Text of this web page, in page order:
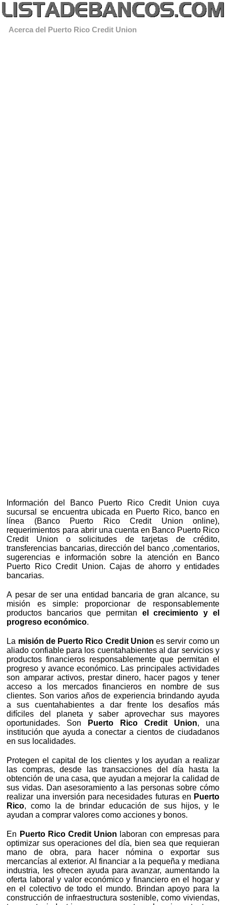
Acerca del Puerto Rico Credit Union
Información del Banco Puerto Rico Credit Union cuya
sucursal se encuentra ubicada en Puerto Rico, banco en
línea (Banco Puerto Rico Credit Union online),
requerimientos para abrir una cuenta en Banco Puerto Rico
Credit Union o solicitudes de tarjetas de crédito,
transferencias bancarias, dirección del banco ,comentarios,
sugerencias e información sobre la atención en Banco
Puerto Rico Credit Union. Cajas de ahorro y entidades
bancarias.
A pesar de ser una entidad bancaria de gran alcance, su
misión es simple: proporcionar de responsablemente
productos bancarios que permitan el crecimiento y el
progreso económico.
La misión de Puerto Rico Credit Union es servir como un
aliado confiable para los cuentahabientes al dar servicios y
productos financieros responsablemente que permitan el
progreso y avance económico. Las principales actividades
son amparar activos, prestar dinero, hacer pagos y tener
acceso a los mercados financieros en nombre de sus
clientes. Son varios años de experiencia brindando ayuda
a sus cuentahabientes a dar frente los desafíos más
difíciles del planeta y saber aprovechar sus mayores
oportunidades. Son
Puerto Rico Credit Union, una
institución que ayuda a conectar a cientos de ciudadanos
en sus localidades.
Protegen el capital de los clientes y los ayudan a realizar
las compras, desde las transacciones del día hasta la
obtención de una casa, que ayudan a mejorar la calidad de
sus vidas. Dan asesoramiento a las personas sobre cómo
realizar una inversión para necesidades futuras en Puerto
Rico, como la de brindar educación de sus hijos, y le
ayudan a comprar valores como acciones y bonos.
En Puerto Rico Credit Union laboran con empresas para
optimizar sus operaciones del día, bien sea que requieran
mano de obra, para hacer nómina o exportar sus
mercancías al exterior. Al financiar a la pequeña y mediana
industria, les ofrecen ayuda para avanzar, aumentando la
oferta laboral y valor económico y financiero en el hogar y
en el colectivo de todo el mundo. Brindan apoyo para la
construcción de infraestructura sostenible, como viviendas,